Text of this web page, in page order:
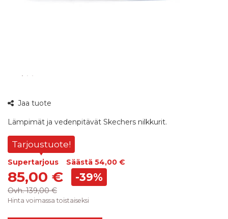
kuva
Jaa tuote
Lämpimät ja vedenpitävät Skechers nilkkurit.
Tarjoustuote!
Supertarjous Säästä 54,00 €
85,00 €
Ovh. 139,00 €
-39%
Hinta voimassa toistaiseksi